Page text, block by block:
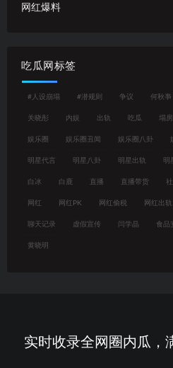
网红爆料
吃瓜网标签
#人设崩塌 #潜规则 争议 何秋亊
关晓彤 内娱 出轨 吃瓜 塌房
娱乐圈 娱乐圈丑闻 娱乐圈八卦
明星代言 明星八卦 明星出轨 明
白冰 白鹿 直播 直播带货
网红 网红PK 网红偷税 网红出轨
聊天记录 虚假宣传 闫学晶 食品
黄晓明
实时收录全网圈内瓜，